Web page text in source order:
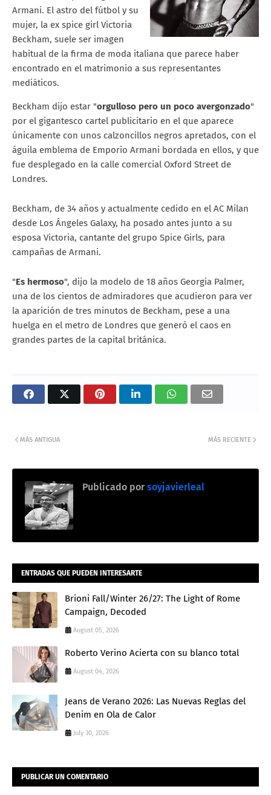
Armani. El astro del fútbol y su
mujer, la ex spice girl Victoria
Beckham, suele ser imagen
habitual de la firma de moda italiana que parece haber
encontrado en el matrimonio a sus representantes
mediáticos.
Beckham dijo estar "orgulloso pero un poco avergonzado"
por el gigantesco cartel publicitario en el que aparece
únicamente con unos calzoncillos negros apretados, con el
águila emblema de Emporio Armani bordada en ellos, y que
fue desplegado en la calle comercial Oxford Street de
Londres.
Beckham, de 34 años y actualmente cedido en el AC Milan
desde Los Ángeles Galaxy, ha posado antes junto a su
esposa Victoria, cantante del grupo Spice Girls, para
campañas de Armani.
"Es hermoso", dijo la modelo de 18 años Georgia Palmer,
una de los cientos de admiradores que acudieron para ver
la aparición de tres minutos de Beckham, pese a una
huelga en el metro de Londres que generó el caos en
grandes partes de la capital británica.
MÁS RECIENTE
MÁS ANTIGUA
Publicado por soyjavierleal
ENTRADAS QUE PUEDEN INTERESARTE
Brioni Fall/Winter 26/27: The Light of Rome
Campaign, Decoded
August 05, 2026
Roberto Verino Acierta con su blanco total
August 04, 2026
Jeans de Verano 2026: Las Nuevas Reglas del
Denim en Ola de Calor
July 30, 2026
PUBLICAR UN COMENTARIO